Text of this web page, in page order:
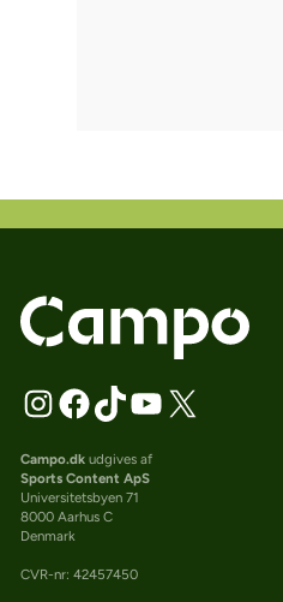
Campo.dkudgives af
Sports Content ApS
Universitetsbyen 71
8000 Aarhus C
Denmark
CVR-nr: 42457450